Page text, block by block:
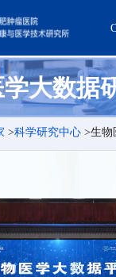
大数据
>科学研究中心 >生物